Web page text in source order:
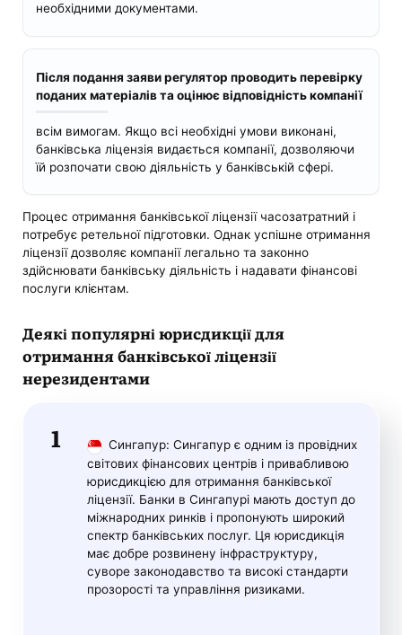
необхідними документами.
Після подання заяви регулятор проводить перевірку
поданих матеріалів та оцінює відповідність компанії
всім вимогам. Якщо всі необхідні умови виконані,
банківська ліцензія видається компанії, дозволяючи
їй розпочати свою діяльність у банківській сфері.
Процес отримання банківської ліцензії часозатратний і
потребує ретельної підготовки. Однак успішне отримання
ліцензії дозволяє компанії легально та законно
здійснювати банківську діяльність і надавати фінансові
послуги клієнтам.
Деякі популярні юрисдикції для
отримання банківської ліцензії
нерезидентами
Сингапур: Сингапур є одним із провідних
світових фінансових центрів і привабливою
юрисдикцією для отримання банківської
ліцензії. Банки в Сингапурі мають доступ до
міжнародних ринків і пропонують широкий
спектр банківських послуг. Ця юрисдикція
має добре розвинену інфраструктуру,
суворе законодавство та високі стандарти
прозорості та управління ризиками.